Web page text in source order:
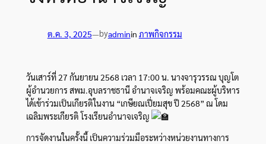
ต.ค. 3, 2025—byadminin ภาพกิจกรรม
วันเสาร์ที่ 27 กันยายน 2568 เวลา 17:00 น. นางจารุวรรณ บุญโต
ผู้อำนวยการ สพม.อุบลราชธานี อำนาจเจริญ พร้อมคณะผู้บริหาร
ได้เข้าร่วมเป็นเกียรติในงาน “เกษียณเปี่ยมสุข ปี 2568” ณ โดม
เฉลิมพระเกียรติ โรงเรียนอำนาจเจริญ
การจัดงานในครั้งนี้ เป็นความร่วมมือระหว่างหน่วยงานทางการ